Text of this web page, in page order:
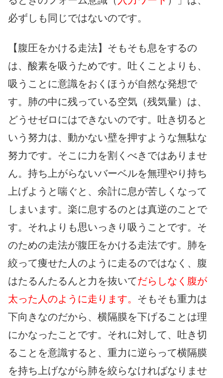
必ずしも同じではないのです。
【腹圧をかける走法】そもそも息をするの
は、酸素を吸うためです。吐くことよりも、
吸うことに意識をおくほうが自然な発想で
す。肺の中に残っている空気（残気量）は、
どうせゼロにはできないのです。吐き切ると
いう努力は、動かない壁を押すような無駄な
努力です。そこに力を割くべきではありませ
ん。持ち上がらないバーベルを無理やり持ち
上げようと喘ぐと、余計に息が苦しくなって
しまいます。楽に息するのとは真逆のことで
す。それよりも思いっきり吸うことです。そ
のための走法が腹圧をかける走法です。肺を
絞って痩せた人のように走るのではなく、腹
はたるんたるんと力を抜いてだらしなく腹が
太った人のように走ります。 そもそも重力は
下向きなのだから、横隔膜を下げることは理
にかなったことです。それに対して、吐き切
ることを意識すると、重力に逆らって横隔膜
を持ち上げながら肺を絞らなければなりませ